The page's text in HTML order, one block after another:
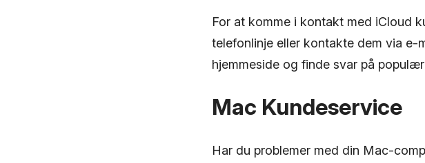
For at komme i kontakt med iCloud
telefonlinje eller kontakte dem via e-
hjemmeside og finde svar på
Mac Kundeservice
Har du problemer med din Mac-